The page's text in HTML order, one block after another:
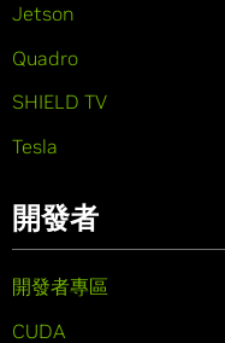
Jetson
Quadro
SHIELD TV
Tesla
開發者
開發者專區
CUDA